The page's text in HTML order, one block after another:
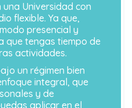
Universidad con
flexible. Ya que,
presencial y
que tengas tiempo de
actividades.
un régimen bien
integral, que
y de
aplicar en el